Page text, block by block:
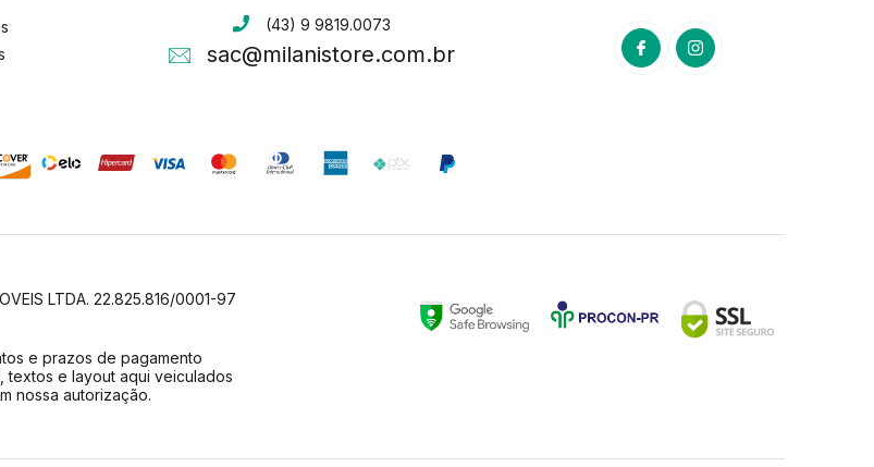
(43) 9 9819.0073
sac@milanistore.com.br
LTDA. 22.825.816/0001-97
e prazos de pagamento
textos e layout aqui veiculados
nossa autorização.